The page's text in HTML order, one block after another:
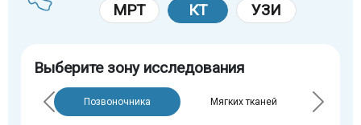
МРТ
КТ УЗИ
Выберите зону исследования
Позвоночника Мягких тканей